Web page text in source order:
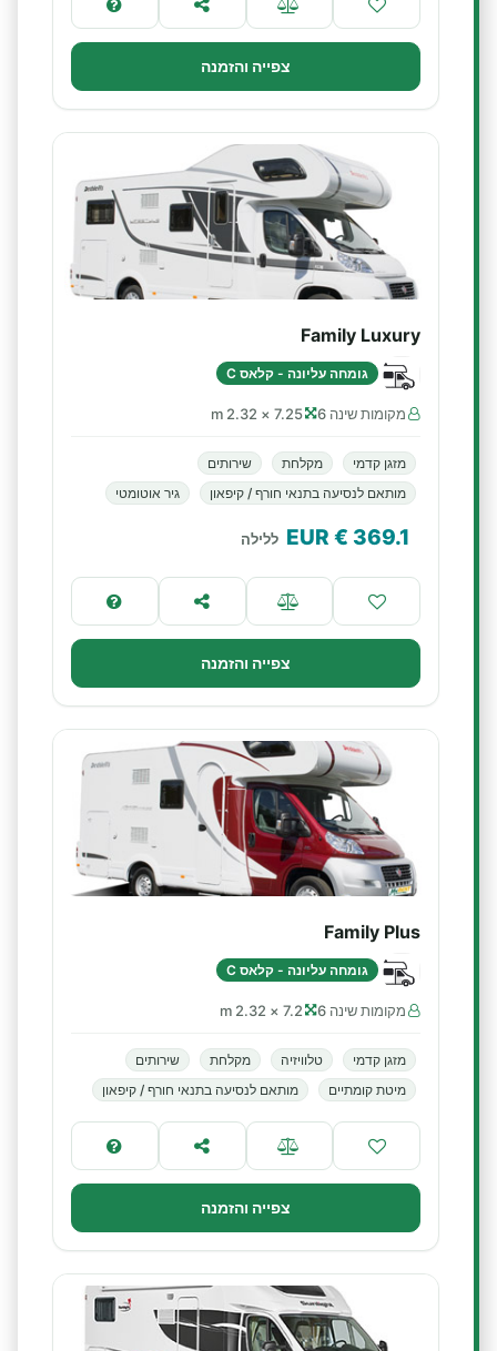
צפייה והזמנה
Family Luxury
גומחה עליונה - קלאס C
מקומות שינה 6 7.25 × 2.32 m
מזגן קדמי מקלחת
שירותים
מותאם לנסיעה בתנאי חורף / קיפאון
גיר אוטומטי
369.1
€ EUR ללילה
צפייה והזמנה
Family Plus
גומחה עליונה - קלאס C
מקומות שינה 6 7.2 × 2.32 m
מזגן קדמי טלוויזיה מקלחת
שירותים
מיטת קומתיים
מותאם לנסיעה בתנאי חורף / קיפאון
צפייה והזמנה